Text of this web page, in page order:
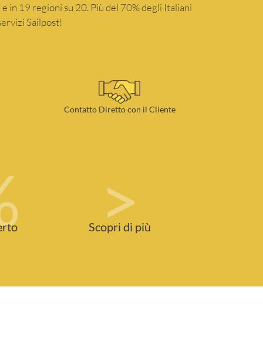
in 19 regioni su 20. Più del 70% degli Italiani
Sailpost!
Contatto Diretto con il Cliente
>
Scopri di più